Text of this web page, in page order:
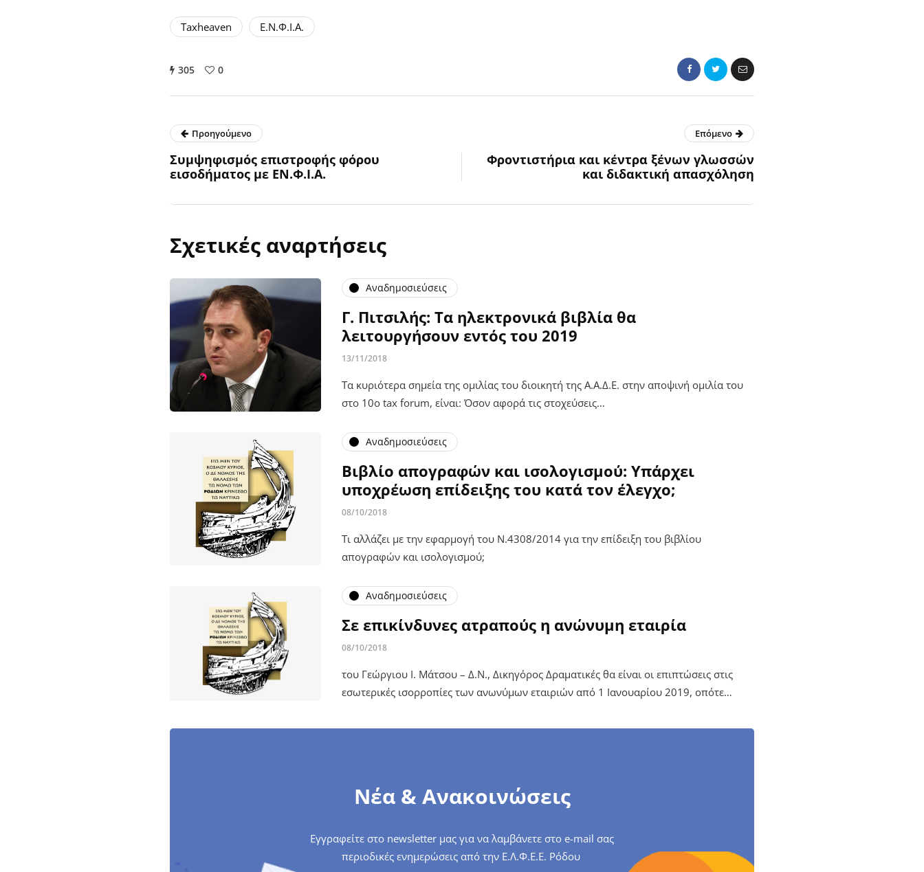
Taxheaven Ε.Ν.Φ.Ι.Α.
305 0
Προηγούμενο
Συμψηφισμός επιστροφής φόρου
εισοδήματος με ΕΝ.Φ.Ι.Α.
Επόμενο
Φροντιστήρια και κέντρα ξένων γλωσσών
και διδακτική απασχόληση
Σχετικές αναρτήσεις
Αναδημοσιεύσεις
Γ. Πιτσιλής: Τα ηλεκτρονικά βιβλία θα
λειτουργήσουν εντός του 2019
13/11/2018
Τα κυριότερα σημεία της ομιλίας του διοικητή της Α.Α.Δ.Ε. στην αποψινή ομιλία του
στο 10ο tax forum, είναι: Όσον αφορά τις στοχεύσεις…
Αναδημοσιεύσεις
Βιβλίο απογραφών και ισολογισμού: Υπάρχει
υποχρέωση επίδειξης του κατά τον έλεγχο;
08/10/2018
Τι αλλάζει με την εφαρμογή του Ν.4308/2014 για την επίδειξη του βιβλίου
απογραφών και ισολογισμού;
Αναδημοσιεύσεις
Σε επικίνδυνες ατραπούς η ανώνυμη εταιρία
08/10/2018
του Γεώργιου Ι. Μάτσου – Δ.Ν., Δικηγόρος Δραματικές θα είναι οι επιπτώσεις στις
εσωτερικές ισορροπίες των ανωνύμων εταιριών από 1 Ιανουαρίου 2019, οπότε…
Νέα & Ανακοινώσεις
Εγγραφείτε στο newsletter μας για να λαμβάνετε στο e-mail σας
περιοδικές ενημερώσεις από την Ε.Λ.Φ.Ε.Ε. Ρόδου